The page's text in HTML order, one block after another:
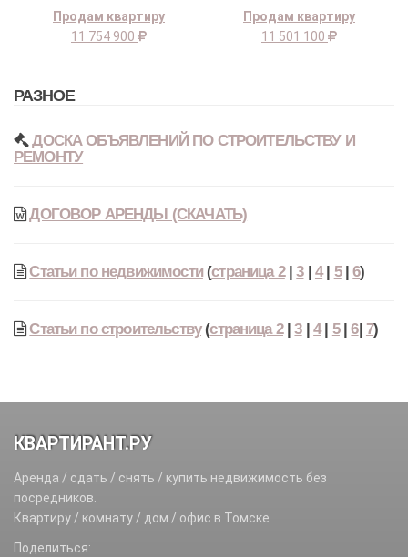
Продам квартиру
11 754 900
Продам квартиру
11 501 100
РАЗНОЕ
ДОСКА ОБЪЯВЛЕНИЙ ПО СТРОИТЕЛЬСТВУ И
РЕМОНТУ
ДОГОВОР АРЕНДЫ (СКАЧАТЬ)
Статьи по недвижимости(страница 2|3| 4| 5|6)
Статьи по строительству(страница 2|3|4| 5|6| 7)
КВАРТИРАНТ.РУ
Аренда / сдать / снять / купить недвижимость без
посредников.
Квартиру / комнату / дом / офис в Томске
Поделиться: